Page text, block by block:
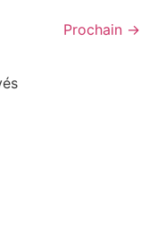
Prochain →